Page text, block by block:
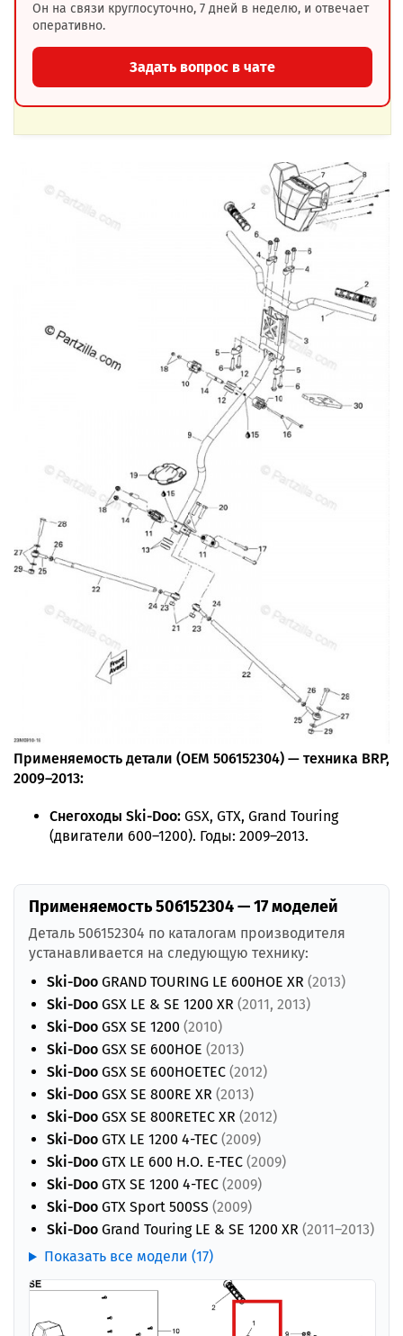
Он на связи круглосуточно, 7 дней в неделю, и отвечает
оперативно.
Задать вопрос в чате
Применяемость детали (OEM 506152304) — техника BRP,
2009–2013:
Снегоходы Ski-Doo: GSX, GTX, Grand Touring
(двигатели 600–1200). Годы: 2009–2013.
Применяемость 506152304 — 17 моделей
Деталь 506152304 по каталогам производителя
устанавливается на следующую технику:
Ski-Doo GRAND TOURING LE 600HOE XR (2013)
Ski-Doo GSX LE & SE 1200 XR (2011, 2013)
Ski-Doo GSX SE 1200 (2010)
Ski-Doo GSX SE 600HOE (2013)
Ski-Doo GSX SE 600HOETEC (2012)
Ski-Doo GSX SE 800RE XR (2013)
Ski-Doo GSX SE 800RETEC XR (2012)
Ski-Doo GTX LE 1200 4-TEC (2009)
Ski-Doo GTX LE 600 H.O. E-TEC (2009)
Ski-Doo GTX SE 1200 4-TEC (2009)
Ski-Doo GTX Sport 500SS (2009)
Ski-Doo Grand Touring LE & SE 1200 XR (2011–2013)
Показать все модели (17)